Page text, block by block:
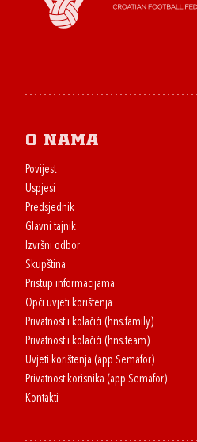
O nama
Povijest
Uspjesi
Predsjednik
Glavni tajnik
Izvršni odbor
Skupština
Pristup informacijama
Opći uvjeti korištenja
Privatnost i kolačići (hns.family)
Privatnost i kolačići (hns.team)
Uvjeti korištenja (app Semafor)
Privatnost korisnika (app Semafor)
Kontakti